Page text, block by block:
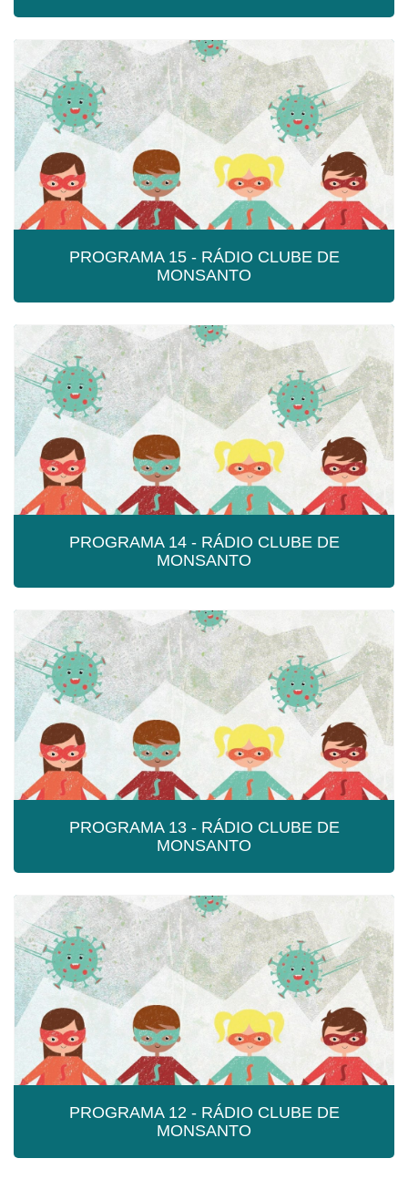
PROGRAMA 16 - RÁDIO CLUBE DE
MONSANTO
Programa 16 - Rádio Clube de Monsanto
PROGRAMA 15 - RÁDIO CLUBE DE
MONSANTO
PROGRAMA 15 - RÁDIO CLUBE DE
MONSANTO
Programa 15 - Rádio Clube de Monsanto
PROGRAMA 14 - RÁDIO CLUBE DE
MONSANTO
PROGRAMA 14 - RÁDIO CLUBE DE
MONSANTO
Programa 14 - Rádio Clube de Monsanto
PROGRAMA 13 - RÁDIO CLUBE DE
MONSANTO
PROGRAMA 13 - RÁDIO CLUBE DE
MONSANTO
Programa 13 - Rádio Clube de Monsanto
PROGRAMA 12 - RÁDIO CLUBE DE
MONSANTO